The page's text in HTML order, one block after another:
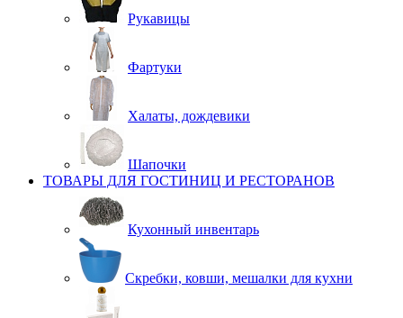
Рукавицы
Фартуки
Халаты, дождевики
Шапочки
ТОВАРЫ ДЛЯ ГОСТИНИЦ И РЕСТОРАНОВ
Кухонный инвентарь
Скребки, ковши, мешалки для кухни